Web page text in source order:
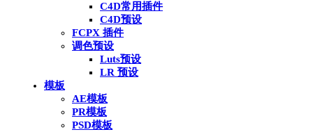
C4D常用插件
C4D预设
FCPX 插件
调色预设
Luts预设
LR 预设
模板
AE模板
PR模板
PSD模板